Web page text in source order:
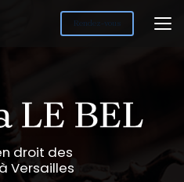
Rendez-vous
droit des
Versailles